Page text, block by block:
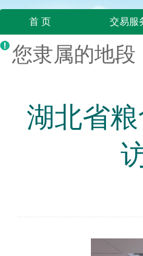
首 页 交易服
您隶属的地
湖北省